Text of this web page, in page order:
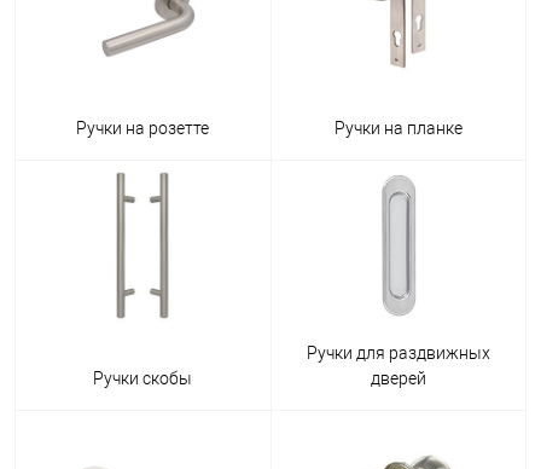
Ручки на розетте Ручки на планке
Ручки скобы
Ручки для раздвижных
дверей